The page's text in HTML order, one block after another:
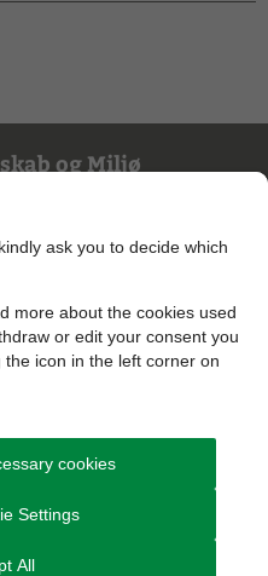
og Miljø
og Miljø
afdelingsmail:
ask you to decide which
more about the cookies used
or edit your consent you
icon in the left corner on
cookies
Settings
All